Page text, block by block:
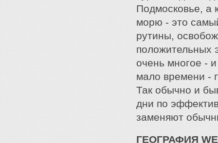
Подмосковье, а
морю - это
рутины,
положительных
очень многое -
мало времени -
Так обычно и
дни по
заменяют
ГЕОГРАФИЯ